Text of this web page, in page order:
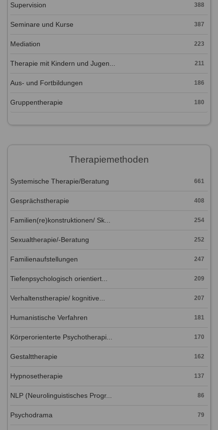
Supervision 388
Seminare und Kurse 387
Mediation 223
Therapie mit Kindern und Jugen... 211
Aus- und Fortbildungen 186
Gruppentherapie 180
Therapiemethoden
Systemische Therapie/Beratung 661
Gesprächstherapie 408
Familien(re)konstruktionen/ Sk... 254
Sexualtherapie/-Beratung 252
Familienaufstellungen 247
Tiefenpsychologisch orientiert... 209
Verhaltenstherapie/ kognitive... 207
Humanistische Verfahren 181
Körperorienterte Psychotherapi... 170
Gestalttherapie 162
Hypnosetherapie 137
NLP (Neurolinguistisches Progr... 86
Psychodrama 79